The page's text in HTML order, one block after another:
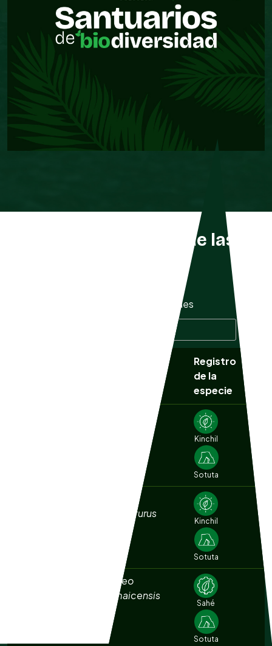
Listado completo de las
especies
Registro
de la
especie
Kinchil
Sotuta
brachyurus
Kinchil
Sotuta
Buteo
jamaicensis
Sahé
Sotuta